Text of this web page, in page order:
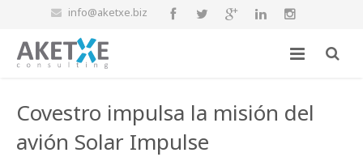
info@aketxe.biz
Covestro impulsa la misión del
avión Solar Impulse